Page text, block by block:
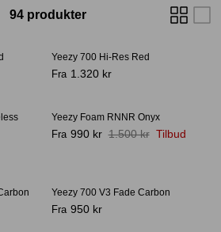
94 produkter
Yeezy 700 Hi-Res Red
Fra 1.320 kr
-34%
Yeezy Foam RNNR Onyx
Fra 990 kr 1.500 kr Tilbud
Yeezy 700 V3 Fade Carbon
Fra 950 kr